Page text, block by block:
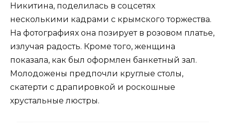
Никитина, поделилась в соцсетях
несколькими кадрами с крымского торжества.
На фотографиях она позирует в розовом платье,
излучая радость. Кроме того, женщина
показала, как был оформлен банкетный зал.
Молодожены предпочли круглые столы,
скатерти с драпировкой и роскошные
хрустальные люстры.